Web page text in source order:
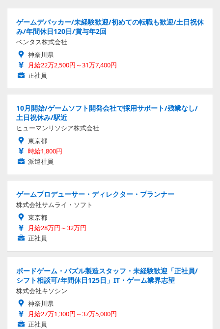
ゲームデバッカー/未経験歓迎/初めての転職も歓迎/土日祝休
み/年間休日120日/賞与年2回
ベンタス株式会社
神奈川県
月給22万2,500円～31万7,400円
正社員
10月開始/ゲームソフト開発会社で採用サポート/残業なし/
土日祝休み/駅近
ヒューマンリソシア株式会社
東京都
時給1,800円
派遣社員
ゲームプロデューサー・ディレクター・プランナー
株式会社サムライ・ソフト
東京都
月給28万円～32万円
正社員
ボードゲーム・パズル製造スタッフ・未経験歓迎「正社員/
シフト相談可/年間休日125日」IT・ゲーム業界志望
株式会社キソシン
神奈川県
月給27万1,300円～37万5,000円
正社員